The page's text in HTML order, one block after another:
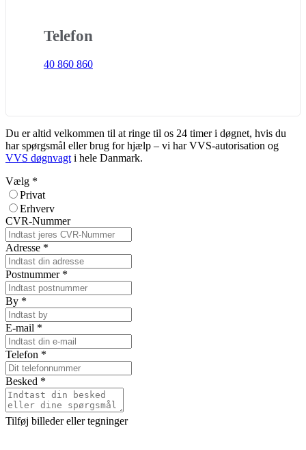
Telefon
40 860 860
Du er altid velkommen til at ringe til os 24 timer i døgnet, hvis du
har spørgsmål eller brug for hjælp – vi har VVS-autorisation og
VVS døgnvagt i hele Danmark.
Vælg *
Privat
Erhverv
CVR-Nummer
Adresse *
Postnummer *
By *
E-mail *
Telefon *
Besked *
Tilføj billeder eller tegninger